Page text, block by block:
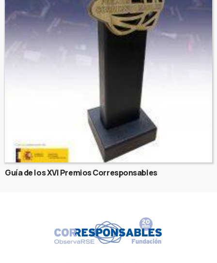
Guía de los XVI Premios Corresponsables